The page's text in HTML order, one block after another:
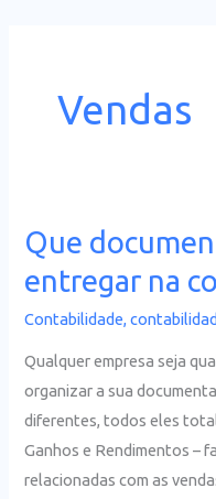
Vendas
Que
entregar na
Contabilidade,
Qualquer empresa seja
organizar a sua
diferentes, todos eles
Ganhos e Rendimentos –
relacionadas com as
Que
documentos
têm
de
entregar
na
contabilidade?